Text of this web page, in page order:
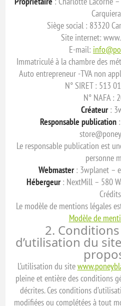
Siège social : 83320
Site internet:
E-mail:
Immatriculé à la chambre des
Auto entrepreneur -TVA non
N° SIRET : 513
N° NAFA :
Créateur:
Responsable publication
Le responsable publication est
personne
Webmaster: 3wplanet –
Hébergeur: NextMill – 580
Le modèle de mentions légales
Modèle de
2.
d’utilisation du
L’utilisation du site
pleine et entière des conditions
décrites. Ces conditions
modifiées ou complétées à tout